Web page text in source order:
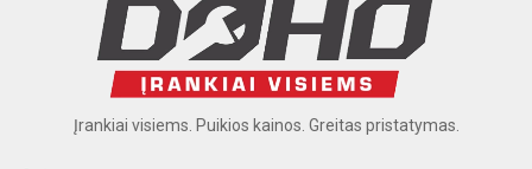
Įrankiai visiems. Puikios kainos. Greitas pristatymas.